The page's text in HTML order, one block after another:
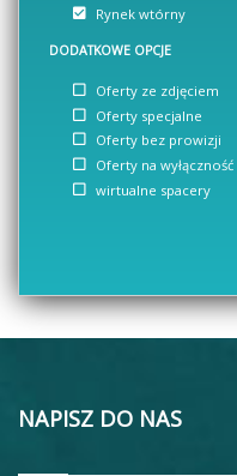
Rynek wtórny
DODATKOWE OPCJE
Oferty ze zdjęciem
Oferty specjalne
Oferty bez prowizji
Oferty na wyłączność
wirtualne spacery
NAPISZ DO NAS